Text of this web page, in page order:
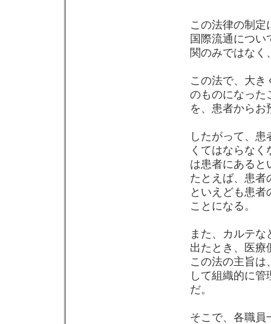
この法律の制定
国際流通につ
関のみではなく
この法で、大き
のものになった
を、患者からお
したがって、
くてはならな
は患者にあると
たとえば、患者
といえども患
ことになる。
また、カルテ
出たとき、医療
この法の主旨は
して組織的に
だ。
そこで、各職員